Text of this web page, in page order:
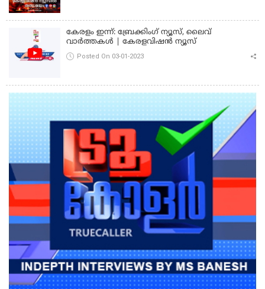
കേരളം ഇന്ന്: ബ്രേക്കിംഗ് ന്യൂസ്, ലൈവ്
വാർത്തകൾ | കേരളവിഷൻ ന്യൂസ്
Posted On 03-01-2023